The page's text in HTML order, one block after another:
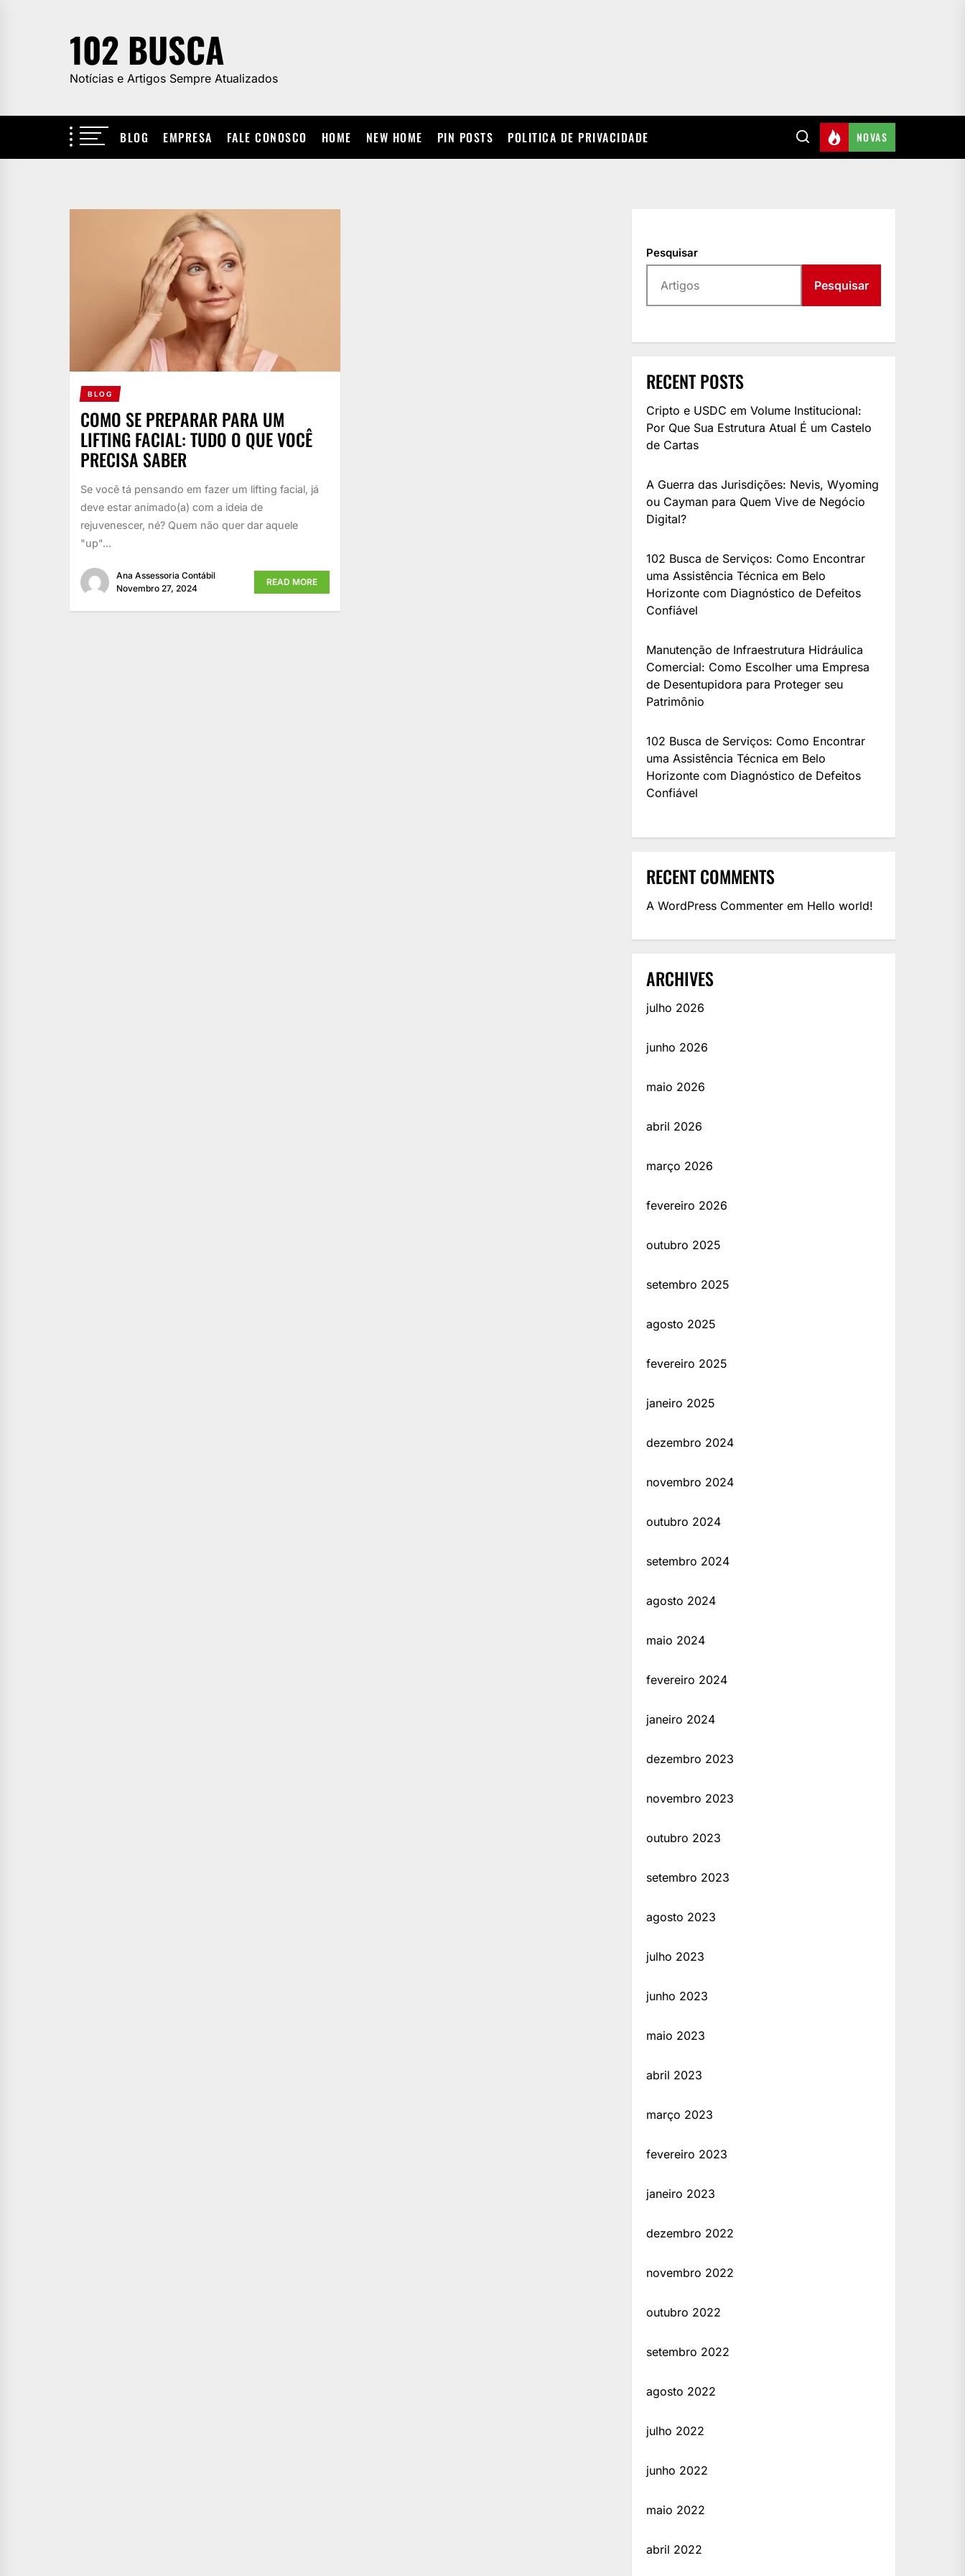
102 BUSCA
Notícias e Artigos Sempre Atualizados
BLOG EMPRESA FALE CONOSCO HOME NEW HOME PIN POSTS POLITICA DE PRIVACIDADE NOVAS
BLOG
COMO SE PREPARAR PARA UM
LIFTING FACIAL: TUDO O QUE VOCÊ
PRECISA SABER
Se você tá pensando em fazer um lifting facial, já
deve estar animado(a) com a ideia de
rejuvenescer, né? Quem não quer dar aquele
"up"...
Ana Assessoria Contábil
Novembro 27, 2024
READ MORE
Pesquisar
Pesquisar
RECENT POSTS
Cripto e USDC em Volume Institucional:
Por Que Sua Estrutura Atual É um Castelo
de Cartas
A Guerra das Jurisdições: Nevis, Wyoming
ou Cayman para Quem Vive de Negócio
Digital?
102 Busca de Serviços: Como Encontrar
uma Assistência Técnica em Belo
Horizonte com Diagnóstico de Defeitos
Confiável
Manutenção de Infraestrutura Hidráulica
Comercial: Como Escolher uma Empresa
de Desentupidora para Proteger seu
Patrimônio
102 Busca de Serviços: Como Encontrar
uma Assistência Técnica em Belo
Horizonte com Diagnóstico de Defeitos
Confiável
RECENT COMMENTS
A WordPress Commenter em Hello world!
ARCHIVES
julho 2026
junho 2026
maio 2026
abril 2026
março 2026
fevereiro 2026
outubro 2025
setembro 2025
agosto 2025
fevereiro 2025
janeiro 2025
dezembro 2024
novembro 2024
outubro 2024
setembro 2024
agosto 2024
maio 2024
fevereiro 2024
janeiro 2024
dezembro 2023
novembro 2023
outubro 2023
setembro 2023
agosto 2023
julho 2023
junho 2023
maio 2023
abril 2023
março 2023
fevereiro 2023
janeiro 2023
dezembro 2022
novembro 2022
outubro 2022
setembro 2022
agosto 2022
julho 2022
junho 2022
maio 2022
abril 2022